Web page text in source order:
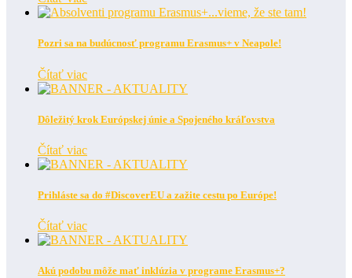
Pozri sa na budúcnosť programu Erasmus+ v Neapole!
Čítať viac
Dôležitý krok Európskej únie a Spojeného kráľovstva
Čítať viac
Prihláste sa do #DiscoverEU a zažite cestu po Európe!
Čítať viac
Akú podobu môže mať inklúzia v programe Erasmus+?